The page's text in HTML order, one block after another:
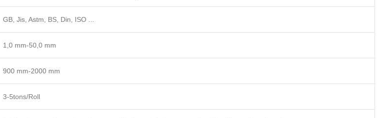
GB, Jis, Astm, BS, Din, ISO ...
1,0 mm-50,0 mm
900 mm-2000 mm
3-5tons/Roll